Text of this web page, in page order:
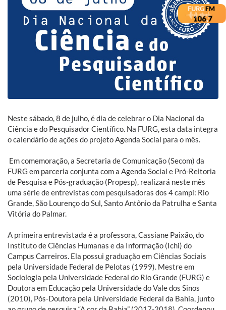
Neste sábado, 8 de julho, é dia de celebrar o Dia Nacional da
Ciência e do Pesquisador Científico. Na FURG, esta data integra
o calendário de ações do projeto Agenda Social para o mês.
Em comemoração, a Secretaria de Comunicação (Secom) da
FURG em parceria conjunta com a Agenda Social e Pró-Reitoria
de Pesquisa e Pós-graduação (Propesp), realizará neste mês
uma série de entrevistas com pesquisadoras dos 4 campi: Rio
Grande, São Lourenço do Sul, Santo Antônio da Patrulha e Santa
Vitória do Palmar.
A primeira entrevistada é a professora, Cassiane Paixão, do
Instituto de Ciências Humanas e da Informação (Ichi) do
Campus Carreiros. Ela possui graduação em Ciências Sociais
pela Universidade Federal de Pelotas (1999). Mestre em
Sociologia pela Universidade Federal do Rio Grande (FURG) e
Doutora em Educação pela Universidade do Vale dos Sinos
(2010), Pós-Doutora pela Universidade Federal da Bahia, junto